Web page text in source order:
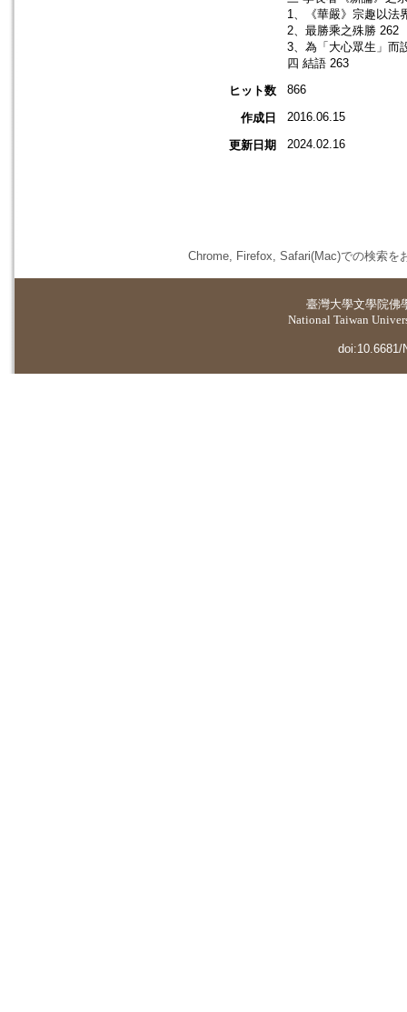
1、《華嚴》宗趣以法
2、最勝乘之殊勝 262
3、為「大心眾生」而
四 結語 263
ヒット数
866
作成日 2016.06.15
更新日期 2024.02.16
Chrome, Firefox, Safari(Mac)での検索を
臺灣大學文學院佛
National Taiwan
doi:10.6681/